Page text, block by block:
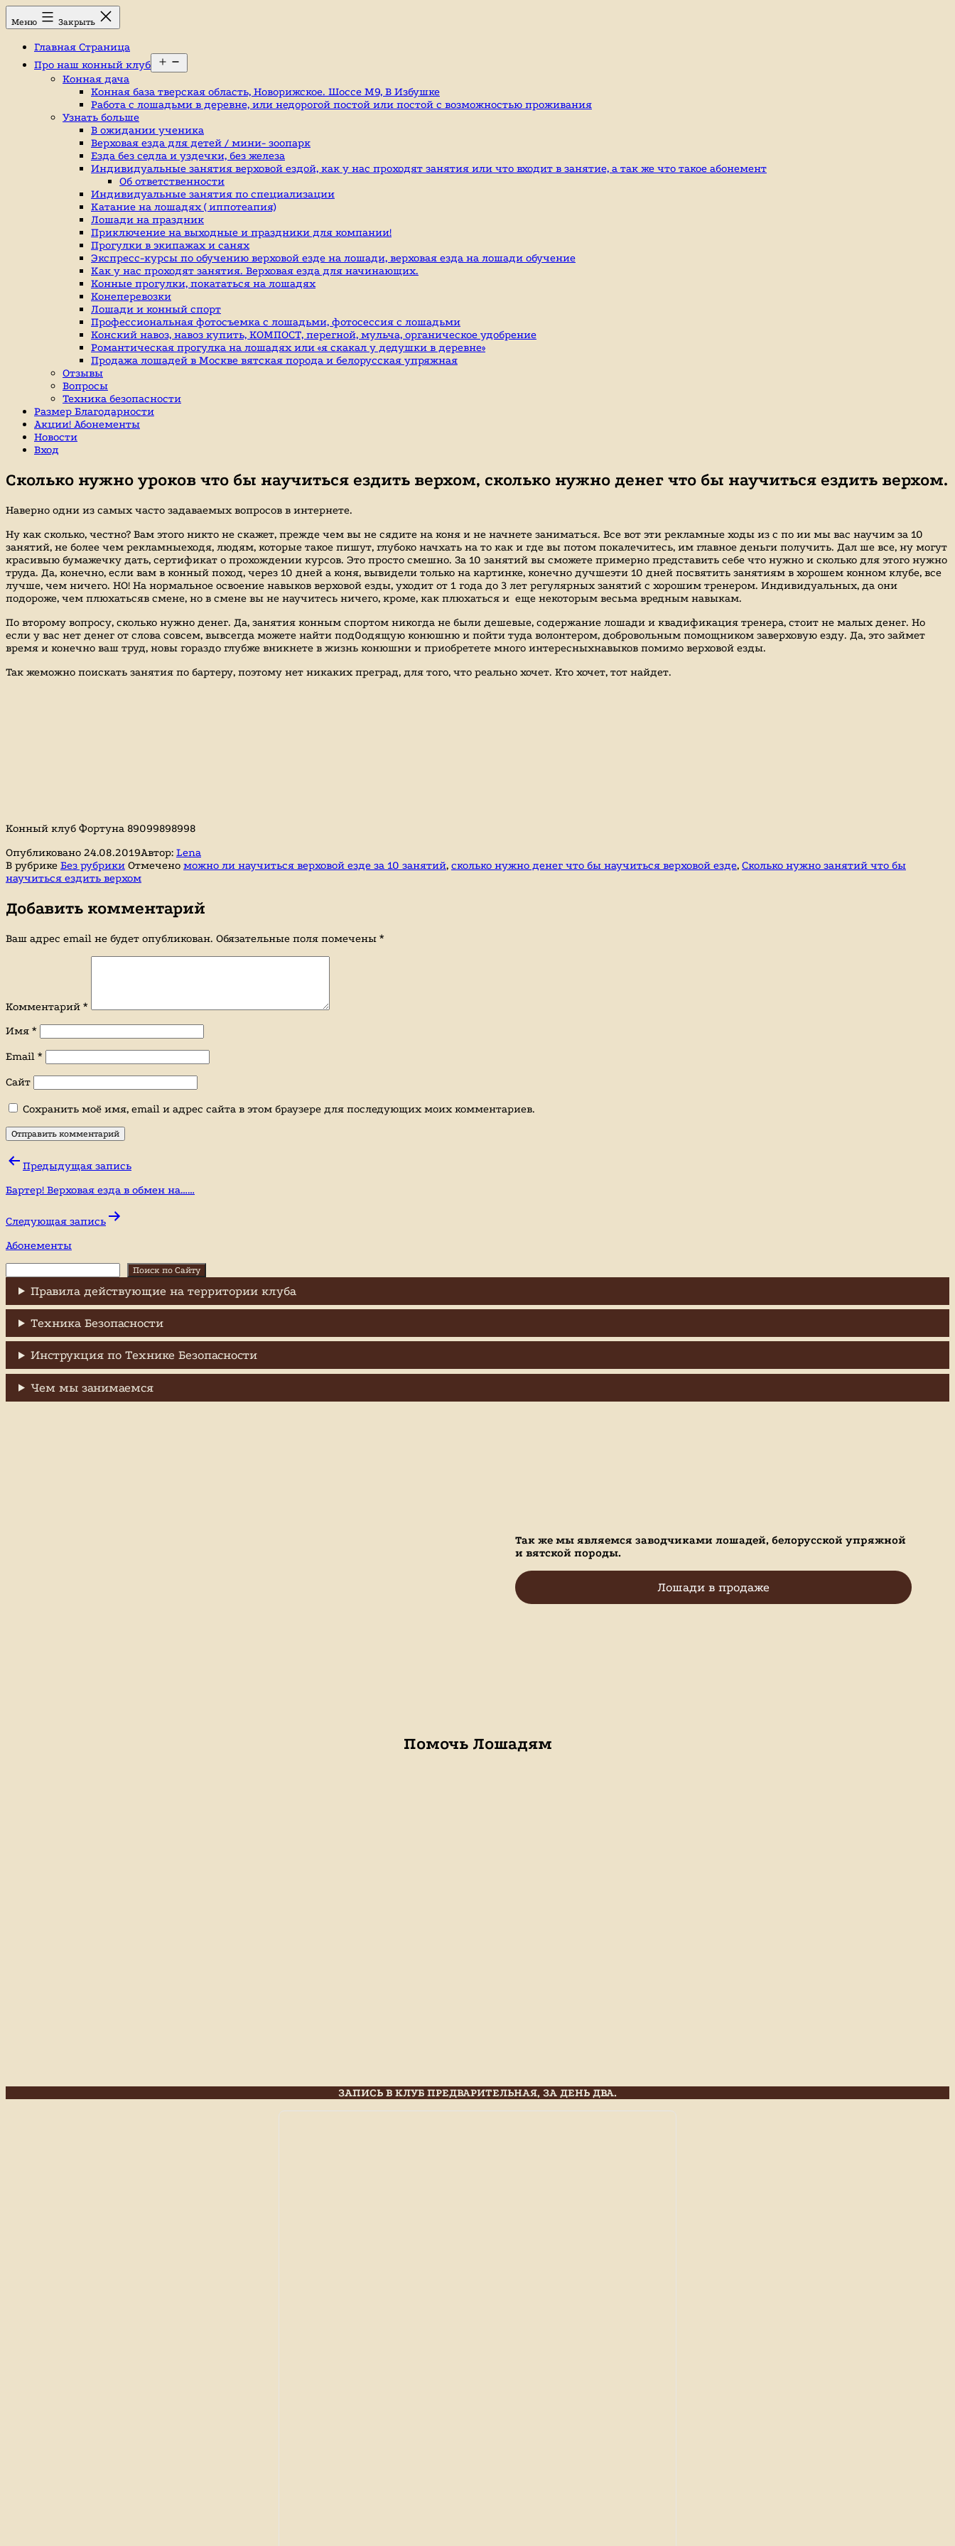
Перейти
к
Конный
клуб,
Ромашково,
лошади,
индивидуальные
иппотерапия,
покататься
лошадях
Меню Закрыть
Главная Страница
Про наш конный клуб
меню
Конная дача
Конная база тверская область, Новорижское. Шоссе М9, В Избушке
Работа с лошадьми в деревне, или недорогой постой или постой с возможностью проживания
Узнать больше
В ожидании ученика
Верховая езда для детей / мини- зоопарк
Езда без седла и уздечки, без железа
Индивидуальные занятия верховой ездой, как у нас проходят занятия или что входит в занятие, а так же что такое абонемент
Об ответственности
Индивидуальные занятия по специализации
Катание на лошадях ( иппотеапия)
Лошади на праздник
Приключение на выходные и праздники для компании!
Прогулки в экипажах и санях
Экспресс-курсы по обучению верховой езде на лошади, верховая езда на лошади обучение
Как у нас проходят занятия. Верховая езда для начинающих.
Конные прогулки, покататься на лошадях
Конеперевозки
Лошади и конный спорт
Профессиональная фотосъемка с лошадьми, фотосессия с лошадьми
Конский навоз, навоз купить, КОМПОСТ, перегной, мульча, органическое удобрение
Романтическая прогулка на лошадях или «я скакал у дедушки в деревне»
Продажа лошадей в Москве вятская порода и белорусская упряжная
Отзывы
Вопросы
Техника безопасности
Размер Благодарности
Акции! Абонементы
Новости
Вход
Сколько нужно уроков что бы научиться ездить верхом, сколько нужно денег что бы научиться ездить верхом.
Наверно одни из самых часто задаваемых вопросов в интернете.
Ну как сколько, честно? Вам этого никто не скажет, прежде чем вы не сядите на коня и не начнете заниматься. Все вот эти рекламные ходы из с по ии мы вас научим за 10
занятий, не более чем рекламныеходя, людям, которые такое пишут, глубоко начхать на то как и где вы потом покалечитесь, им главное деньги получить. Дал ше все, ну могут
красивыю бумажечку дать, сертификат о прохождении курсов. Это просто смешно. За 10 занятий вы сможете примерно представить себе что нужно и сколько для этого нужно
труда. Да, конечно, если вам в конный поход, через 10 дней а коня, вывидели только на картинке, конечно дучшеэти 10 дней посвятить занятиям в хорошем конном клубе, все
лучше, чем ничего. НО! На нормальное освоение навыков верховой езды, уходит от 1 года до 3 лет регулярных занятий с хорошим тренером. Индивидуальных, да они
подороже, чем плюхатьсяв смене, но в смене вы не научитесь ничего, кроме, как плюхаться и еще некоторым весьма вредным навыкам.
По второму вопросу, сколько нужно денег. Да, занятия конным спортом никогда не были дешевые, содержание лошади и квадификация тренера, стоит не малых денег. Но
если у вас нет денег от слова совсем, вывсегда можете найти под0одящую конюшню и пойти туда волонтером, добровольным помощником заверховую езду. Да, это займет
время и конечно ваш труд, новы гораздо глубже вникнете в жизнь конюшни и приобретете много интересныхнавыков помимо верховой езды.
Так жеможно поискать занятия по бартеру, поэтому нет никаких преград, для того, что реально хочет. Кто хочет, тот найдет.
Конный клуб Фортуна 89099898998
Опубликовано 24.08.2019Автор: Lena
В рубрике Без рубрики Отмечено можно ли научиться верховой езде за 10 занятий, сколько нужно денег что бы научиться верховой езде, Сколько нужно занятий что бы
научиться ездить верхом
Добавить комментарий
Ваш адрес email не будет опубликован. Обязательные поля помечены *
Комментарий *
Имя *
Email *
Сайт
Сохранить моё имя, email и адрес сайта в этом браузере для последующих моих комментариев.
Навигация
записям
Предыдущая запись
Бартер! Верховая езда в обмен на……
Следующая запись
Абонементы
Поиск по Сайту
Правила действующие на территории клуба
Техника Безопасности
Инструкция по Технике Безопасности
Чем мы занимаемся
Так же мы являемся заводчиками лошадей, белорусской упряжной
и вятской породы.
Лошади в продаже
Помочь Лошадям
ЗАПИСЬ В КЛУБ ПРЕДВАРИТЕЛЬНАЯ, ЗА ДЕНЬ ДВА.